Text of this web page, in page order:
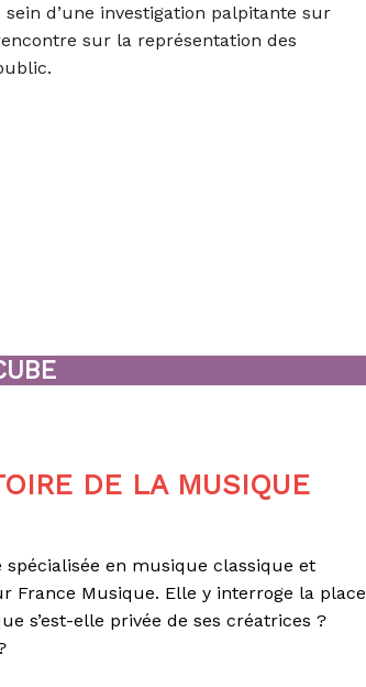
d’une investigation palpitante sur
sur la représentation des
DE LA MUSIQUE
en musique classique et
France Musique. Elle y interroge la place
s’est-elle privée de ses créatrices ?